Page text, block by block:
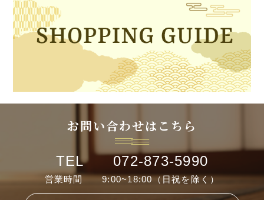
お問い合わせはこちら
TEL 072-873-5990
営業時間 9:00~18:00（日祝を除く）